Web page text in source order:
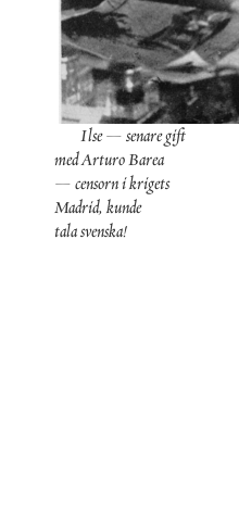
Ilse— senaregift
medArturoBarea
— censornikrigets
Madrid, kunde
talasvenska!